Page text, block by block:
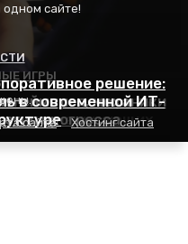
ИГРЫ
игры, секреты
для начинающих
ИГРЫ
геймплея, механики
прогресса
решение:
в современной ИТ-
одном сайте!
сайта Хостинг сайта